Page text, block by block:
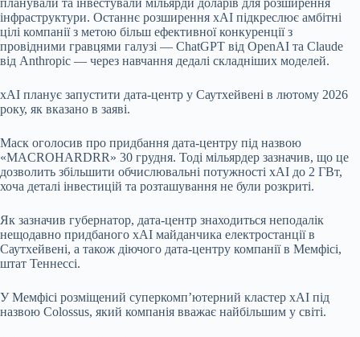
інфраструктури. Останнє розширення xAI підкреслює амбітні
цілі компанії з метою більш ефективної конкуренції з
провідними гравцями галузі — ChatGPT від OpenAI та Claude
від Anthropic — через навчання дедалі складніших моделей.
xAI планує запустити дата-центр у Саутхейвені в лютому 2026
року, як вказано в заяві.
Маск оголосив про придбання дата-центру під назвою
«MACROHARDRR» 30 грудня. Тоді мільярдер зазначив, що це
дозволить збільшити обчислювальні потужності xAI до 2 ГВт,
хоча деталі інвестицій та розташування не були розкриті.
Як зазначив губернатор, дата-центр знаходиться неподалік
нещодавно придбаного xAI майданчика електростанції в
Саутхейвені, а також діючого дата-центру компанії в Мемфісі,
штат Теннессі.
У Мемфісі розміщений суперкомп’ютерний кластер xAI під
назвою Colossus, який компанія вважає найбільшим у світі.